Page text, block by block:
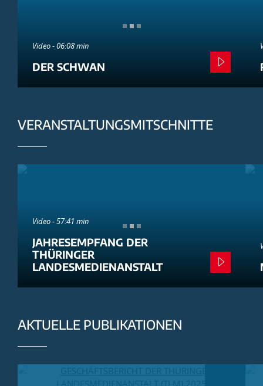
Video - 06:08 min
DER SCHWAN
VERANSTALTUNGSMITSCHNITTE
Video - 57:41 min
JAHRESEMPFANG DER
THÜRINGER
LANDESMEDIENANSTALT
AKTUELLE PUBLIKATIONEN